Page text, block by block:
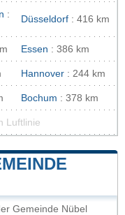
:
Düsseldorf : 416 km
Essen : 386 km
Hannover : 244 km
Bochum : 378 km
Luftlinie
Gemeinde Nübel